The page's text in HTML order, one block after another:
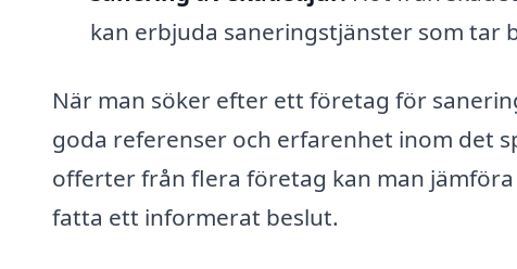
kan erbjuda saneringstjänster som
När man söker efter ett företag för
goda referenser och erfarenhet inom det
offerter från flera företag kan man
fatta ett informerat beslut.